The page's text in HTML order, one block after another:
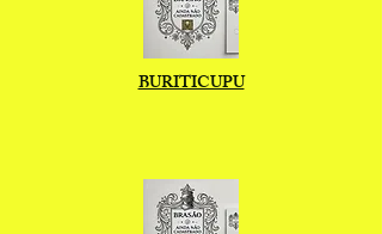
BURITICUPU